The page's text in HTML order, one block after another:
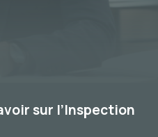
sur l’Inspection